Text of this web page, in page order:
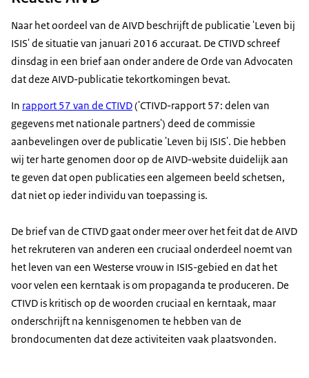
Naar het oordeel van de AIVD beschrijft de publicatie 'Leven bij
ISIS' de situatie van januari 2016 accuraat. De CTIVD schreef
dinsdag in een brief aan onder andere de Orde van Advocaten
dat deze AIVD-publicatie tekortkomingen bevat.
In rapport 57 van de CTIVD('CTIVD-rapport 57: delen van
gegevens met nationale partners') deed de commissie
aanbevelingen over de publicatie 'Leven bij ISIS'. Die hebben
wij ter harte genomen door op de AIVD-website duidelijk aan
te geven dat open publicaties een algemeen beeld schetsen,
dat niet op ieder individu van toepassing is.
De brief van de CTIVD gaat onder meer over het feit dat de AIVD
het rekruteren van anderen een cruciaal onderdeel noemt van
het leven van een Westerse vrouw in ISIS-gebied en dat het
voor velen een kerntaak is om propaganda te produceren. De
CTIVD is kritisch op de woorden cruciaal en kerntaak, maar
onderschrijft na kennisgenomen te hebben van de
brondocumenten dat deze activiteiten vaak plaatsvonden.